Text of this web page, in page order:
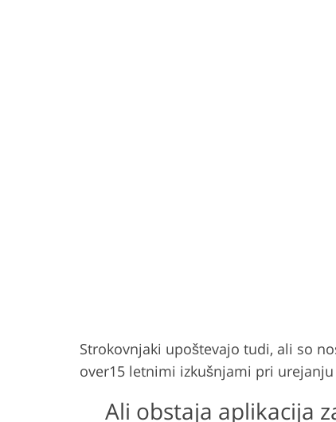
Strokovnjaki upoštevajo tudi, ali so
over15 letnimi izkušnjami pri
Ali obstaja aplikacija